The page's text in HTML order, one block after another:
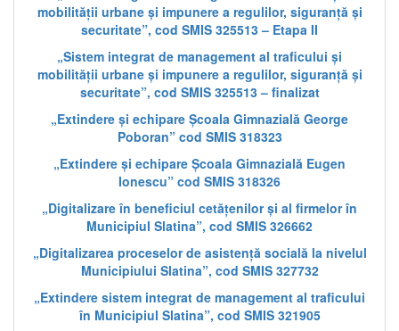
mobilității urbane și impunere a regulilor, siguranță și
securitate”, cod SMIS 325513 – Etapa II
„Sistem integrat de management al traficului și
mobilității urbane și impunere a regulilor, siguranță și
securitate”, cod SMIS 325513 – finalizat
„Extindere și echipare Școala Gimnazială George
Poboran” cod SMIS 318323
„Extindere și echipare Școala Gimnazială Eugen
Ionescu” cod SMIS 318326
„Digitalizare în beneficiul cetățenilor și al firmelor în
Municipiul Slatina”, cod SMIS 326662
„Digitalizarea proceselor de asistență socială la nivelul
Municipiului Slatina”, cod SMIS 327732
„Extindere sistem integrat de management al traficului
în Municipiul Slatina”, cod SMIS 321905